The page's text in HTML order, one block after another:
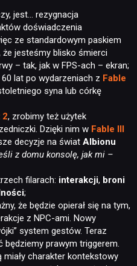
jest… rezygnacja
doświadczenia
ze standardowym paskiem
jesteśmy blisko śmierci
– tak, jak w FPS-ach – ekran;
lat po wydarzeniach z Fable
syna lub córkę
2, zrobimy też użytek
Dzięki nim w Fable III
decyzje na świat Albionu
z domu konsolę, jak mi –
filarach: interakcji, broni
;
że będzie opierał się na tym,
z NPC-ami. Nowy
system gestów. Teraz
prawym triggerem.
miały charakter kontekstowy